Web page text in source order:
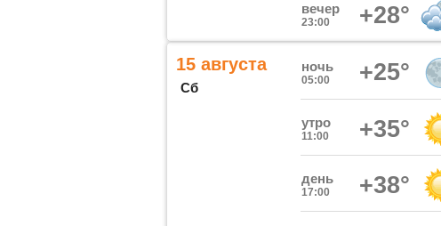
вечер
23:00 +28°
15 августа
Сб
ночь
05:00 +25°
утро
11:00 +35°
день
17:00 +38°